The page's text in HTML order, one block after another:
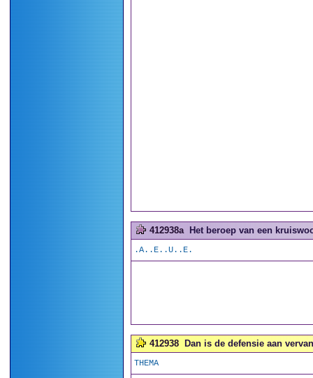
412938a Het beroep van een
.A..E..U..E.
412938 Dan is de defensie aan
THEMA